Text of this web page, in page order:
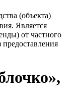
(объекта)
Является
от частного